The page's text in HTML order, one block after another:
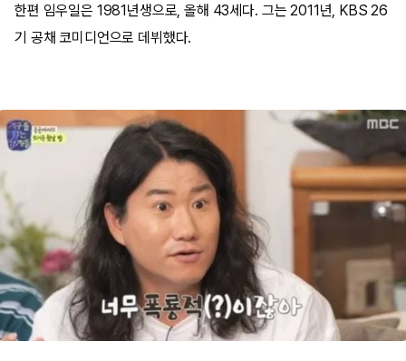
한편 임우일은 1981년생으로, 올해 43세다. 그는 2011년, KBS 26
기 공채 코미디언으로 데뷔했다.